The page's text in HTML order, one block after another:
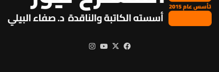
فيسبوك
X يوتيوب